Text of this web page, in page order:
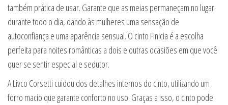
também prática de usar. Garante que as meias permaneçam no lugar
durante todo o dia, dando às mulheres uma sensação de
autoconfiança e uma aparência sensual. O cinto Finicia é a escolha
perfeita para noites românticas a dois e outras ocasiões em que você
quer se sentir especial e sedutor.
A Livco Corsetti cuidou dos detalhes internos do cinto, utilizando um
forro macio que garante conforto no uso. Graças a isso, o cinto pode